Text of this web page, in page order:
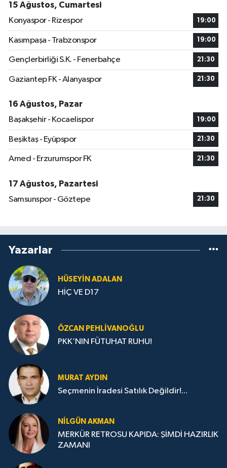
15 Ağustos, Cumartesi
Konyaspor - Rizespor
19:00
Kasımpaşa - Trabzonspor 19:00
Gençlerbirliği S.K. - Fenerbahçe 21:30
Gaziantep FK - Alanyaspor 21:30
16 Ağustos, Pazar
Başakşehir - Kocaelispor
19:00
Beşiktaş - Eyüpspor 21:30
Amed - Erzurumspor FK 21:30
17 Ağustos, Pazartesi
Samsunspor - Göztepe
21:30
Yazarlar
HÜSEYIN ADALAN
HİÇ VE D17
ÖZCAN PEHLIVANOĞLU
PKK’NIN FÜTUHAT RUHU!
MURAT AYDIN
Seçmenin İradesi Satılık Değildir!...
NILGÜN AKMAN
MERKÜR RETROSU KAPIDA: ŞİMDİ HAZIRLIK
ZAMANI